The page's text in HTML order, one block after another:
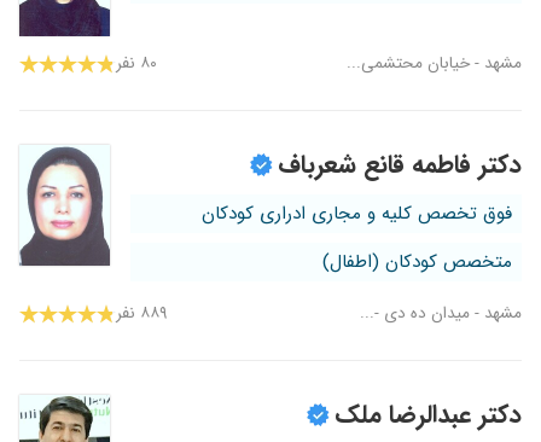
مشهد - خیابان محتشمی... ۸۰ نفر
دکتر فاطمه قانع شعرباف
فوق تخصص کلیه و مجاری ادراری کودکان
متخصص کودکان (اطفال)
مشهد - میدان ده دی -... ۸۸۹ نفر
دکتر عبدالرضا ملک